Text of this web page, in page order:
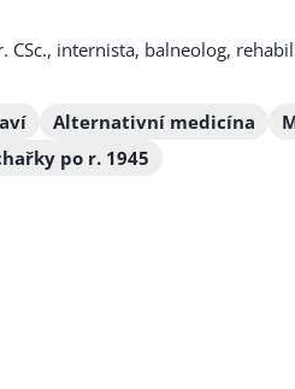
CSc., internista, balneolog,
Alternativní medicína
po r. 1945